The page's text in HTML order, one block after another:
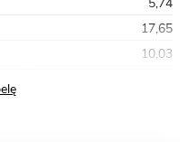
17,65
10,03